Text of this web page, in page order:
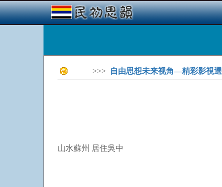
>>> 自由思想未来视角—精彩影視選
山水蘇州 居住吳中